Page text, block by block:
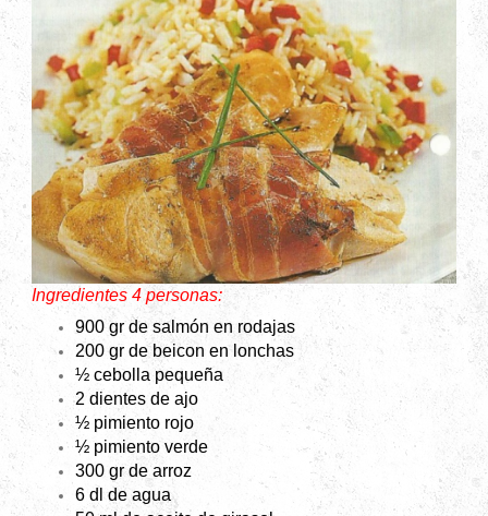
Ingredientes 4 personas:
900 gr de salmón en rodajas
200 gr de beicon en lonchas
½ cebolla pequeña
2 dientes de ajo
½ pimiento rojo
½ pimiento verde
300 gr de arroz
6 dl de agua